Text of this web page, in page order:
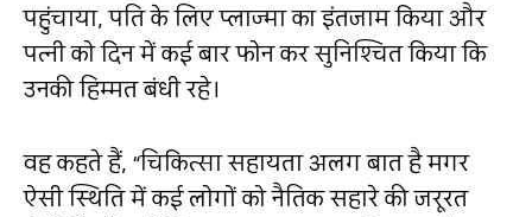
पहुंचाया, पति के लिए प्लाज्मा का इंतजाम किया और
पत्नी को दिन में कई बार फोन कर सुनिश्चित किया कि
उनकी हिम्मत बंधी रहे।
वह कहते हैं, “चिकित्सा सहायता अलग बात है मगर
ऐसी स्थिति में कई लोगों को नैतिक सहारे की जरूरत